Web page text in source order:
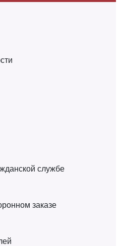
службе
заказе